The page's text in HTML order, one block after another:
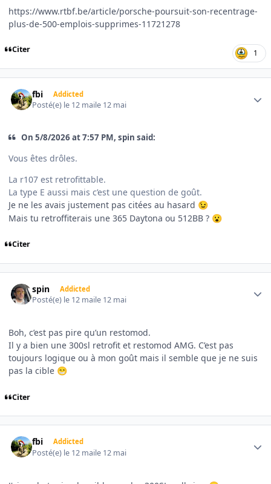
https://www.rtbf.be/article/porsche-poursuit-son-recentrage-
plus-de-500-emplois-supprimes-11721278
Citer 1
fbi Addicted
Posté(e) le 12 maile 12 mai
On 5/8/2026 at 7:57 PM, spin said:
Vous êtes drôles.
La r107 est retrofittable.
La type E aussi mais c’est une question de goût.
Je ne les avais justement pas citées au hasard 😉
Mais tu retroffiterais une 365 Daytona ou 512BB ? 😮
Citer
spin Addicted
Posté(e) le 12 maile 12 mai
Boh, c’est pas pire qu’un restomod.
Il y a bien une 300sl retrofit et restomod AMG. C’est pas
toujours logique ou à mon goût mais il semble que je ne suis
pas la cible 😁
Citer
fbi Addicted
Posté(e) le 12 maile 12 mai